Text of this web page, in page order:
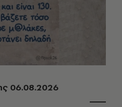
06.08.2026